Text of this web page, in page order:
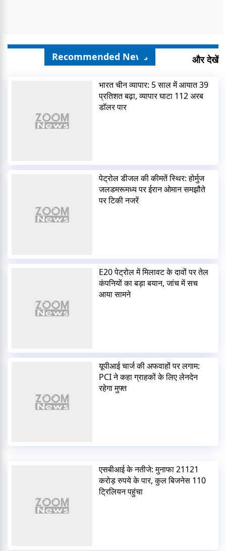
Recommended News और देखें
भारत चीन व्यापार: 5 साल में आयात 39
प्रतिशत बढ़ा, व्यापार घाटा 112 अरब
डॉलर पार
पेट्रोल डीजल की कीमतें स्थिर: होर्मुज
जलडमरूमध्य पर ईरान ओमान समझौते
पर टिकी नजरें
E20 पेट्रोल में मिलावट के दावों पर तेल
कंपनियों का बड़ा बयान, जांच में सच
आया सामने
यूपीआई चार्ज की अफवाहों पर लगाम:
PCI ने कहा ग्राहकों के लिए लेनदेन
रहेगा मुफ्त
एसबीआई के नतीजे: मुनाफा 21121
करोड़ रुपये के पार, कुल बिजनेस 110
ट्रिलियन पहुंचा